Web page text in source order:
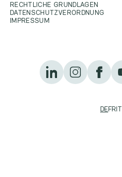
RECHTLICHE GRUNDLAGEN
DATENSCHUTZVERORDNUNG
IMPRESSUM
DEFRIT